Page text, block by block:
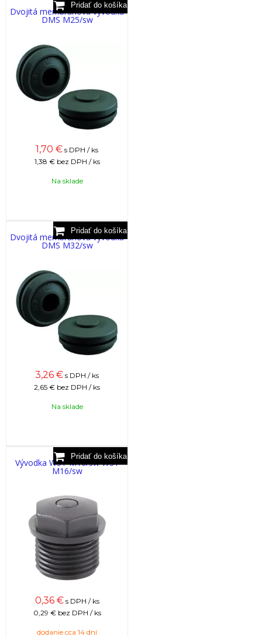
Dvojitá membránová vývodka
DMS M25/sw
1,70 € s DPH / ks
1,38 € bez DPH / ks
Na sklade
Dvojitá membránová vývodka
DMS M32/sw
3,26 € s DPH / ks
2,65 € bez DPH / ks
Na sklade
Vývodka WST M16/sw WST
M16/sw
0,36 € s DPH / ks
0,29 € bez DPH / ks
dodanie cca 14 dní